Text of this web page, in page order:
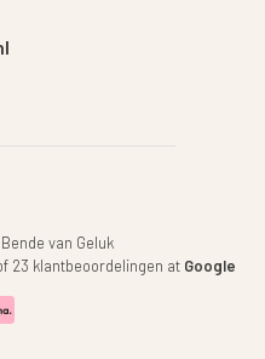
van Geluk
23 klantbeoordelingen at Google